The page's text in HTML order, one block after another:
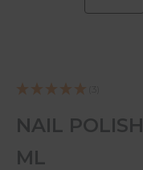
NAIL
ML